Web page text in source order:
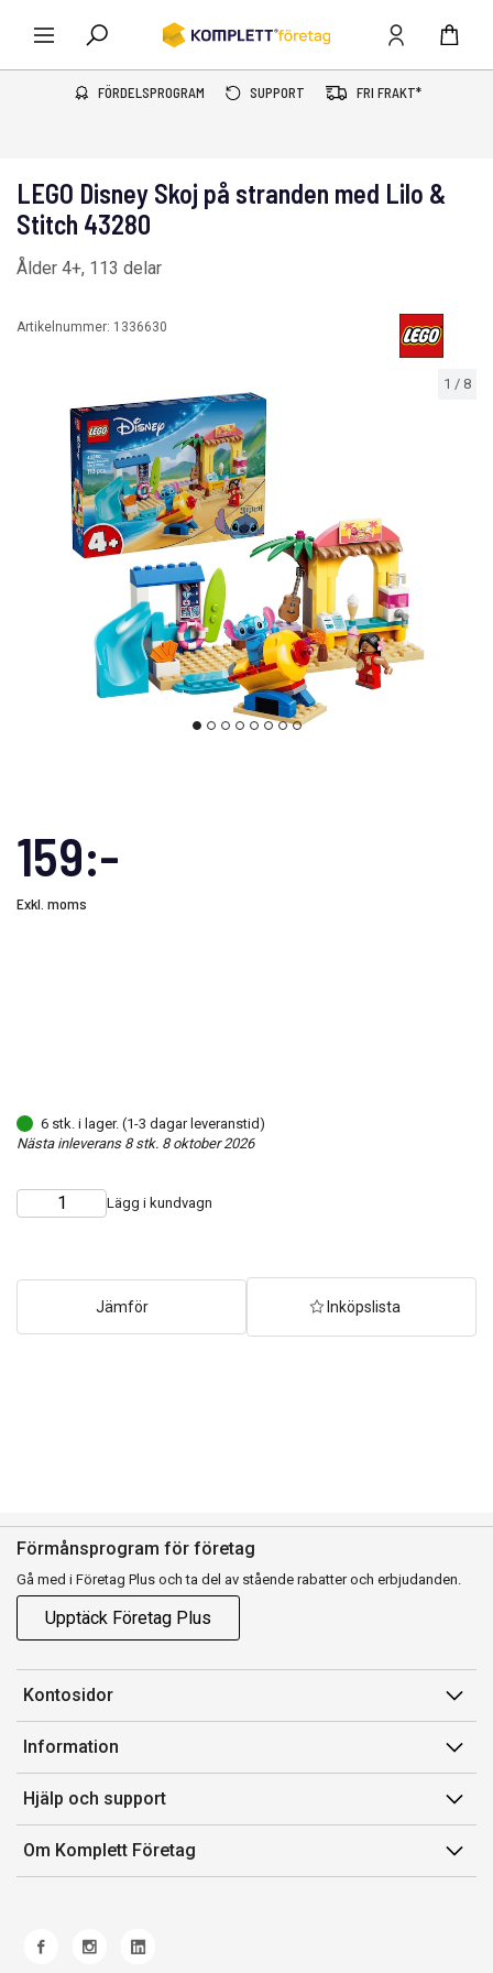
FÖRDELSPROGRAM SUPPORT FRI FRAKT*
1 / 8
LEGO Disney Skoj på stranden med Lilo &
Stitch 43280
Ålder 4+, 113 delar
Artikelnummer: 1336630
159:-
Exkl. moms
6 stk. i lager. (1-3 dagar leveranstid)
Nästa inleverans 8 stk. 8 oktober 2026
Choose
Quantity Lägg i kundvagn
Jämför Inköpslista
Förmånsprogram för företag
Gå med i Företag Plus och ta del av stående rabatter och erbjudanden.
Upptäck Företag Plus
Kontosidor
Mina sidor
Orderhistorik
Fakturor & Kvitton
Inköpslistor
Information
Försäljningsvillkor
Villkor för Komplett Företag Plus
Felsökning & guider
Hjälp och support
Kontakta oss
Kundservice
Frakt och leverans
Om Komplett Företag